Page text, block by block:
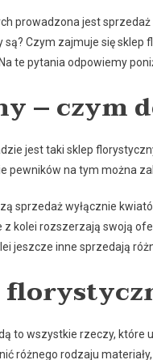
prowadzona jest
są? Czym zajmuje się
te pytania odpowiemy
– czym
jest taki sklep
pewników na tym można
sprzedaż wyłącznie
kolei rozszerzają swoją
jeszcze inne sprzedają
to wszystkie rzeczy,
różnego rodzaju